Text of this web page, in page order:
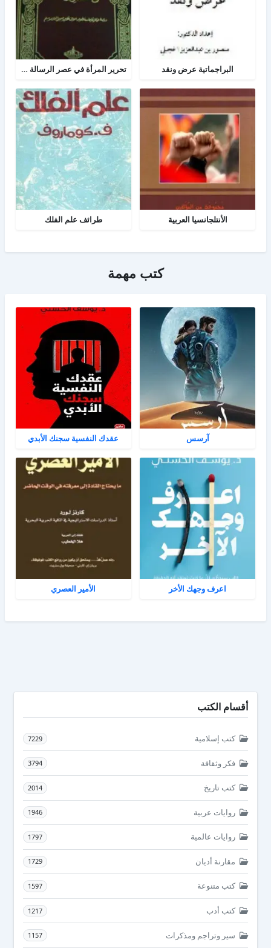
البراجماتية عرض ونقد تحرير المرأة في عصر الرسالة جــ 2
الأنتلجانسيا العربية طرائف علم الفلك
كتب مهمة
آرسس عقدك النفسية سجنك الأبدي
اعرف وجهك الأخر الأمير العصري
أقسام الكتب
كتب إسلامية 7229
فكر وثقافة 3794
كتب تاريخ 2014
روايات عربية 1946
روايات عالمية 1797
مقارنة أديان 1729
كتب متنوعة 1597
كتب أدب 1217
سير وتراجم ومذكرات 1157